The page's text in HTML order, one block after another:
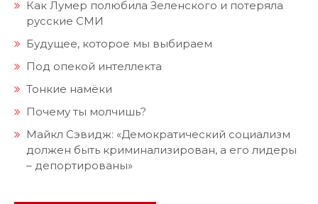
Как Лумер полюбила Зеленского и потеряла
русские СМИ
Будущее, которое мы выбираем
Под опекой интеллекта
Тонкие намёки
Почему ты молчишь?
Майкл Сэвидж: «Демократический социализм
должен быть криминализирован, а его лидеры
– депортированы»